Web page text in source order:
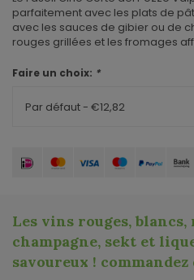
parfaitement avec les plats de
avec les sauces de gibier ou de
rouges grillées et les fromages
Faire un choix: *
Par défaut - €12,82
Les vins rouges, blancs,
champagne, sekt et
savoureux !